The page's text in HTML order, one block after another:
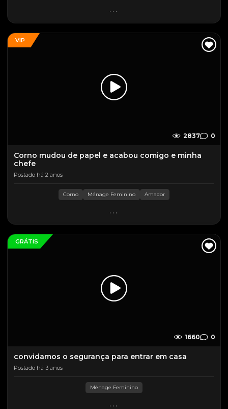
...
VIP
2837 0
Corno mudou de papel e acabou comigo e minha
chefe
Postado há 2 anos
Corno Ménage Feminino Amador
...
GRÁTIS
1660 0
convidamos o segurança para entrar em casa
Postado há 3 anos
Ménage Feminino
...